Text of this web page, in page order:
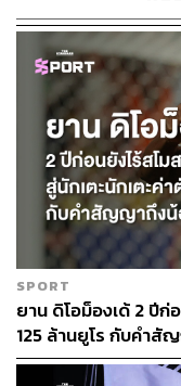
ราซ ที่ตอนนั้นนำก่อน
ฮึดสู้จนไล่มาเสมอที่
ในช่วงไทเบรกและ
ในเซตตัดสิน แม้โค
แต่เขากลับไม่สามา
เวอร์เฮดที่ตั้งมาให้
พลาดในจังหวะวิกฤ
ล้าแต่ก็ใช้ความเก๋า
เซตสุดท้าย
ปฏิเสธไม่ได้ว่าการเ
รนด์สแลม และพลาด
แรงกดดันได้ดีกว่าใน
ถดถอยก็ตาม
SPORT
ยาน ดิโอม็องเด้ 2 ปีก่
125 ล้านยูโร กับคำ